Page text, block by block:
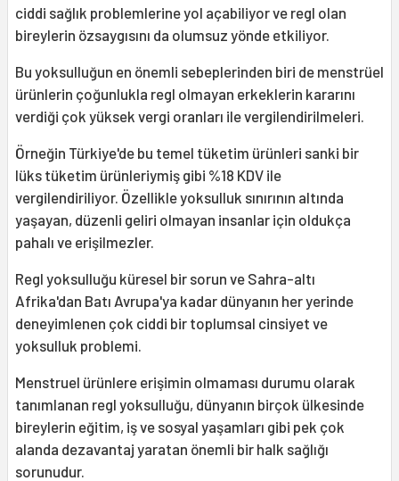
ciddi sağlık problemlerine yol açabiliyor ve regl olan
bireylerin özsaygısını da olumsuz yönde etkiliyor.
Bu yoksulluğun en önemli sebeplerinden biri de menstrüel
ürünlerin çoğunlukla regl olmayan erkeklerin kararını
verdiği çok yüksek vergi oranları ile vergilendirilmeleri.
Örneğin Türkiye'de bu temel tüketim ürünleri sanki bir
lüks tüketim ürünleriymiş gibi %18 KDV ile
vergilendiriliyor. Özellikle yoksulluk sınırının altında
yaşayan, düzenli geliri olmayan insanlar için oldukça
pahalı ve erişilmezler.
Regl yoksulluğu küresel bir sorun ve Sahra-altı
Afrika'dan Batı Avrupa'ya kadar dünyanın her yerinde
deneyimlenen çok ciddi bir toplumsal cinsiyet ve
yoksulluk problemi.
Menstruel ürünlere erişimin olmaması durumu olarak
tanımlanan regl yoksulluğu, dünyanın birçok ülkesinde
bireylerin eğitim, iş ve sosyal yaşamları gibi pek çok
alanda dezavantaj yaratan önemli bir halk sağlığı
sorunudur.